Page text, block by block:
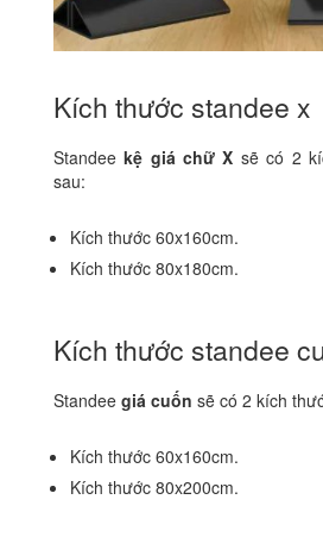
Kích thước standee x
Standeekệ giá chữ X sẽ có 2
sau:
Kích thước 60x160cm.
Kích thước 80x180cm.
Kích thước standee
Standee giá cuốn sẽ có 2 kích
Kích thước 60x160cm.
Kích thước 80x200cm.